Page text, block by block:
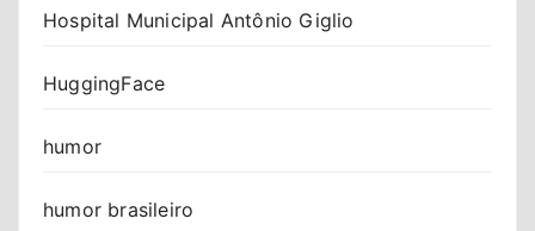
Hospital Municipal Antônio Giglio
HuggingFace
humor
humor brasileiro